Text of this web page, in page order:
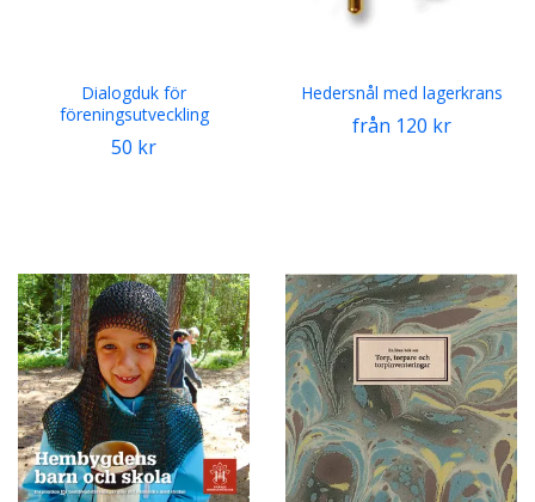
Dialogduk för
föreningsutveckling
50 kr
Hedersnål med lagerkrans
från 120 kr